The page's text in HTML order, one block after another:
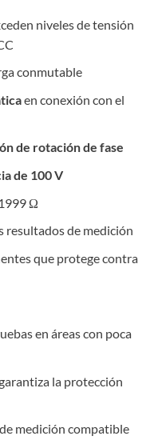
niveles de tensión
conmutable
en conexión con el
de rotación de fase
de 100 V
Ω
resultados de medición
que protege contra
en áreas con poca
la protección
medición compatible